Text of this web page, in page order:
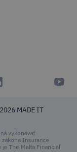
MADE IT
vykonávať
Insurance
The Malta Financial